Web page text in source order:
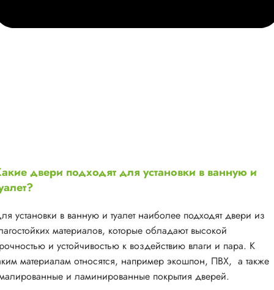
двери подходят для установки в ванную и
установки в ванную и туалет наиболее подходят двери из
материалов, которые обладают высокой
и устойчивостью к воздействию влаги и пара. К
материалам относятся, например экошпон, ПВХ, а также
и ламинированные покрытия дверей.